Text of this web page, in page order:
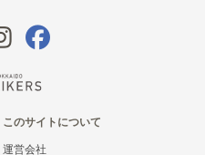
このサイトについて
運営会社